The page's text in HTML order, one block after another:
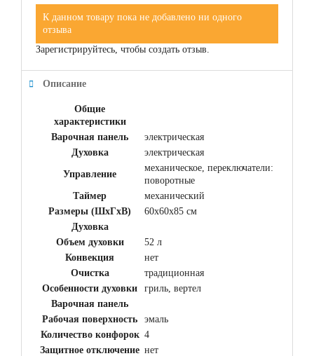
К данном товару пока не добавлено ни одного
отзыва
Зарегистрируйтесь, чтобы создать отзыв.
Описание
Общие
характеристики
Варочная панель
электрическая
Духовка
электрическая
Управление
механическое, переключатели:
поворотные
Таймер
механический
Размеры (ШхГхВ)
60x60x85 см
Духовка
Объем духовки
52 л
Конвекция
нет
Очистка
традиционная
Особенности духовки
гриль, вертел
Варочная панель
Рабочая поверхность
эмаль
Количество конфорок 4
Защитное отключение нет